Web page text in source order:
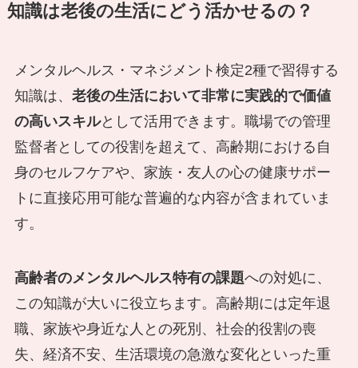
知識は老後の生活にどう活かせるの？
メンタルヘルス・マネジメント検定2種で習得する
知識は、 老後の生活において非常に実践的で価値
の高いスキルとして活用できます。職場での管理
監督者としての役割を超えて、高齢期における自
身のセルフケアや、家族・友人の心の健康サポー
トに直接応用可能な普遍的な内容が含まれていま
す。
高齢者のメンタルヘルス特有の課題への対処に、
この知識が大いに役立ちます。高齢期には定年退
職、家族や身近な人との死別、社会的役割の喪
失、経済不安、生活環境の急激な変化といった重